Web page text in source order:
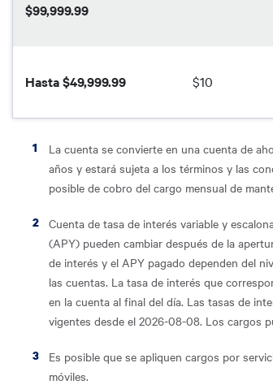
$99,999.99
Hasta $49,999.99 $10
La cuenta se convierte en una cuenta de
años y estará sujeta a los términos y las
posible de cobro del cargo mensual de
Cuenta de tasa de interés variable y
(APY) pueden cambiar después de la
de interés y el APY pagado dependen del
las cuentas. La tasa de interés que
en la cuenta al final del día. Las tasas de
vigentes desde el 2026-08-08. Los cargos
Es posible que se apliquen cargos por
móviles.